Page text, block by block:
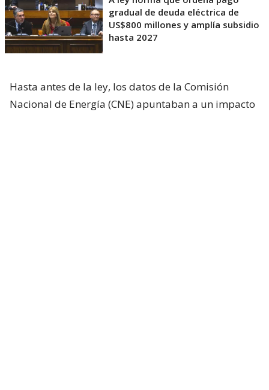
gradual de deuda eléctrica de
US$800 millones y amplía subsidio
hasta 2027
Hasta antes de la ley, los datos de la Comisión
Nacional de Energía (CNE) apuntaban a un impacto